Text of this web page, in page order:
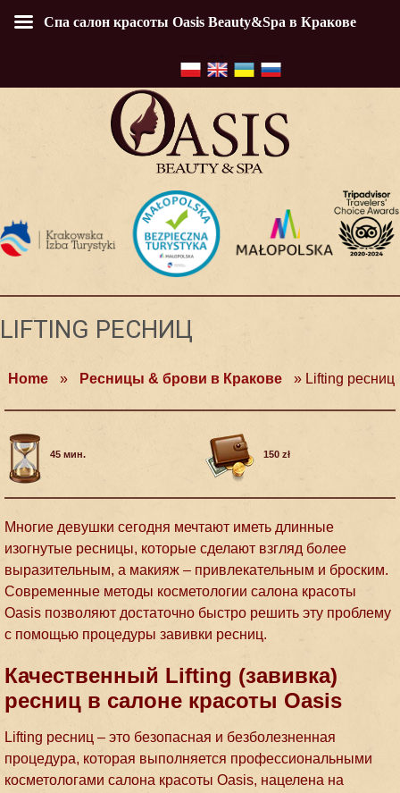
LIFTING РЕСНИЦ
Home » Ресницы & брови в Кракове » Lifting ресниц
45 мин. 150 zł
Многие девушки сегодня мечтают иметь длинные
изогнутые ресницы, которые сделают взгляд более
выразительным, а макияж – привлекательным и броским.
Современные методы косметологии салона красоты
Oasis позволяют достаточно быстро решить эту проблему
с помощью процедуры завивки ресниц.
Качественный Lifting (завивка)
ресниц в салоне красоты Oasis
Lifting ресниц – это безопасная и безболезненная
процедура, которая выполняется профессиональными
косметологами салона красоты Oasis, нацелена на
Спа салон красоты Oasis Beauty&Spa в Кракове